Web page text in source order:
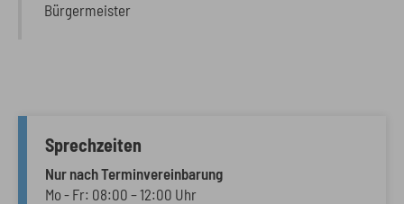
Bürgermeister
Sprechzeiten
Nur nach Terminvereinbarung
Mo - Fr: 08:00 – 12:00 Uhr